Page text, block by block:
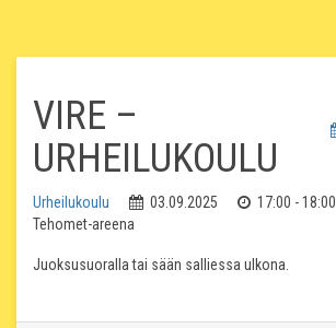
VIRE –
URHEILUKOULU
Urheilukoulu 03.09.2025 17:00 - 18:00
Tehomet-areena
Juoksusuoralla tai sään salliessa ulkona.